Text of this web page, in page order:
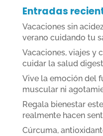
Entradas
Vacaciones sin
verano cuidando tu
Vacaciones, viajes y
cuidar la salud
Vive la emoción del
muscular ni
Regala bienestar
realmente hacen
Cúrcuma,